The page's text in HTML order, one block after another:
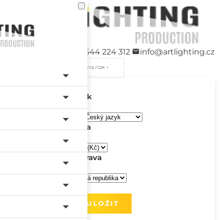
+420 544 224 312 info@artlighting.cz
/ CS / CZK
Jazyk
Měna
Doprava